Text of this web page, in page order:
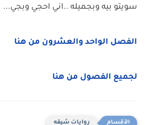
سويتو بيه وبجميله ..اني احجي وبجي...
الفصل الواحد والعشرون من هنا
لجميع الفصول من هنا
روايات شيقه